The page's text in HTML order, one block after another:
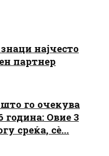
најчесто
партнер
го очекува
година: Овие 3
среќа, сè...